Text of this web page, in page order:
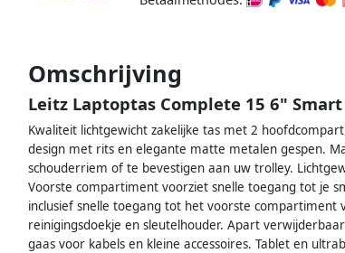
Omschrijving
Leitz Laptoptas Complete 15 6"
Kwaliteit lichtgewicht zakelijke tas met 2
design met rits en elegante matte metalen gespen.
schouderriem of te bevestigen aan uw trolley.
Voorste compartiment voorziet snelle toegang tot je
inclusief snelle toegang tot het voorste
reinigingsdoekje en sleutelhouder. Apart
gaas voor kabels en kleine accessoires. Tablet en